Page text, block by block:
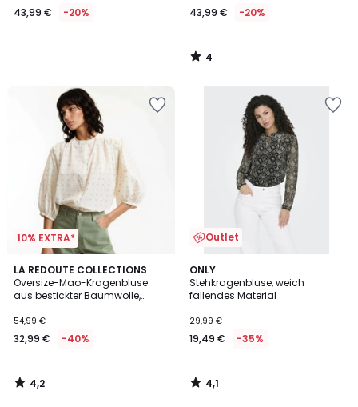
Statt
angewendet.
43,99 € -20% 43,99 € -20%
4
/
10% EXTRA*
LA REDOUTE COLLECTIONS
Oversize-Mao-Kragenbluse
aus bestickter Baumwolle,
54,99 €
32,99 € -40%
4,2
/ 5
4,2
/
Outlet
ONLY
Stehkragenbluse, weich
fallendes Material
29,99 €
19,49 € -35%
4,1
/ 5
4,1
/